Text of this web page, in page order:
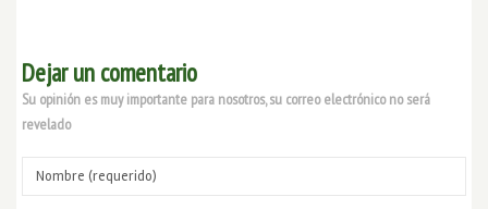
Dejar un comentario
Su opinión es muy importante para nosotros, su correo electrónico no será
revelado